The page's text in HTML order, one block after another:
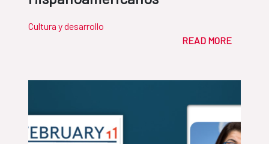
Cultura y desarrollo
READ MORE